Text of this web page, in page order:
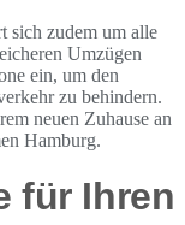
sich zudem um alle
Umzügen
ein, um den
zu behindern.
neuen Zuhause an
Hamburg.
für Ihren